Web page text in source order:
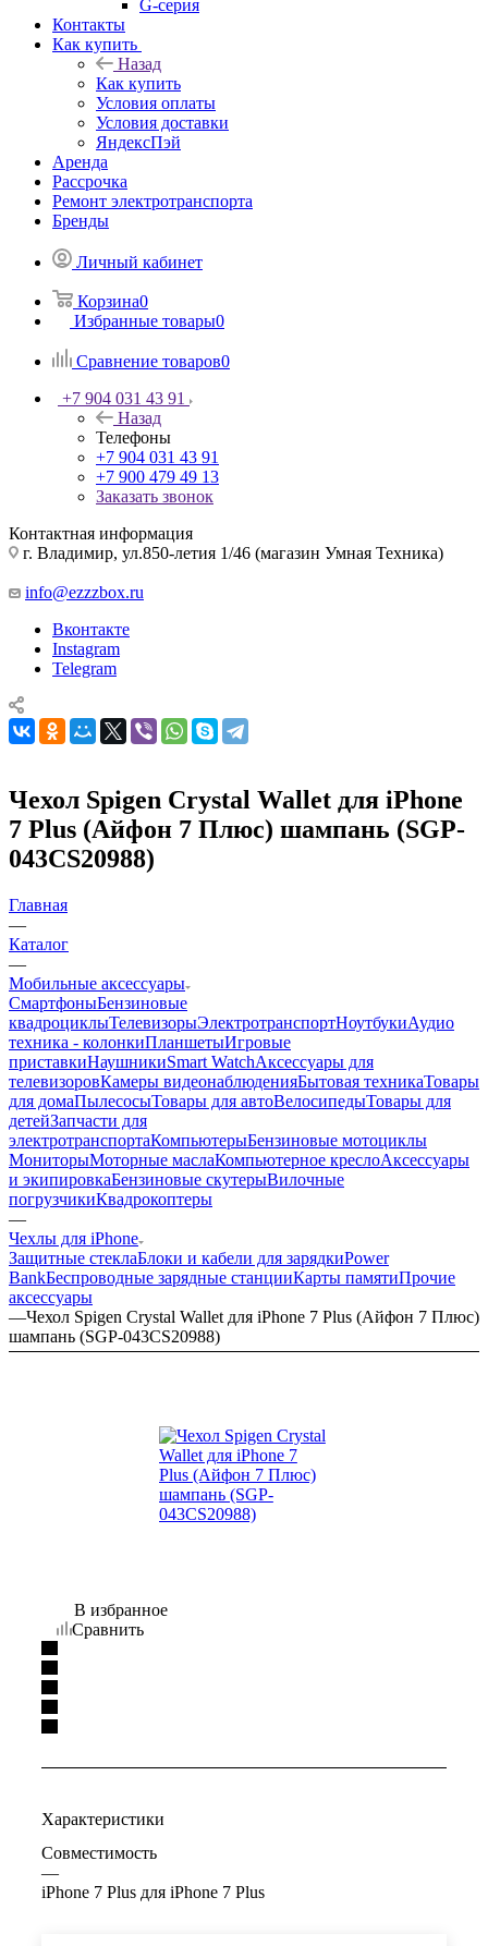
G-серия
Контакты
Как купить
Назад
Как купить
Условия оплаты
Условия доставки
ЯндексПэй
Аренда
Рассрочка
Ремонт электротранспорта
Бренды
Личный кабинет
Корзина0
Избранные товары0
Сравнение товаров0
+7 904 031 43 91
Назад
Телефоны
+7 904 031 43 91
+7 900 479 49 13
Заказать звонок
Контактная информация
г. Владимир, ул.850-летия 1/46 (магазин Умная Техника)
info@ezzzbox.ru
Вконтакте
Instagram
Telegram
Чехол Spigen Crystal Wallet для iPhone
7 Plus (Айфон 7 Плюс) шампань (SGP-
043CS20988)
Главная
—
Каталог
—
Мобильные аксессуары
СмартфоныБензиновые
квадроциклыТелевизорыЭлектротранспортНоутбукиАудио
техника - колонкиПланшетыИгровые
приставкиНаушникиSmart WatchАксессуары для
телевизоровКамеры видеонаблюденияБытовая техникаТовары
для домаПылесосыТовары для автоВелосипедыТовары для
детейЗапчасти для
электротранспортаКомпьютерыБензиновые мотоциклы
МониторыМоторные маслаКомпьютерное креслоАксессуары
и экипировкаБензиновые скутерыВилочные
погрузчикиКвадрокоптеры
—
Чехлы для iPhone
Защитные стеклаБлоки и кабели для зарядкиPower
BankБеспроводные зарядные станцииКарты памятиПрочие
аксессуары
—Чехол Spigen Crystal Wallet для iPhone 7 Plus (Айфон 7 Плюс)
шампань (SGP-043CS20988)
В избранное
Сравнить
Характеристики
Совместимость
—
iPhone 7 Plus для iPhone 7 Plus